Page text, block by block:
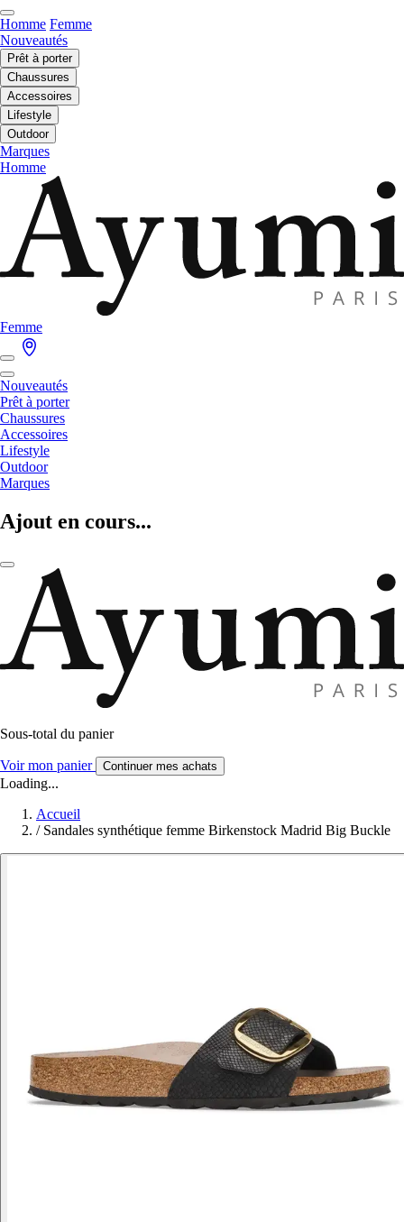
Homme Femme
Nouveautés
Prêt à porter
Chaussures
Accessoires
Lifestyle
Outdoor
Marques
Homme
Femme
Nouveautés
Prêt à porter
Chaussures
Accessoires
Lifestyle
Outdoor
Marques
Ajout en cours...
Sous-total du panier
Voir mon panier Continuer mes achats
Loading...
Accueil
/ Sandales synthétique femme Birkenstock Madrid Big Buckle